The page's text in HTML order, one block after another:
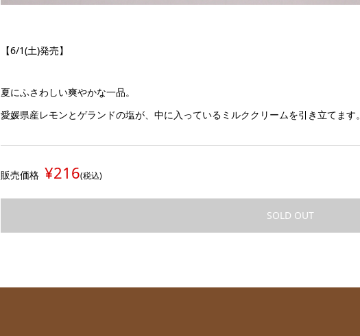
【6/1(土)発売】
夏にふさわしい爽やかな一品。
愛媛県産レモンとゲランドの塩が、中に入っているミルククリームを引き立てます。
販売価格 ¥216(税込)
SOLD OUT